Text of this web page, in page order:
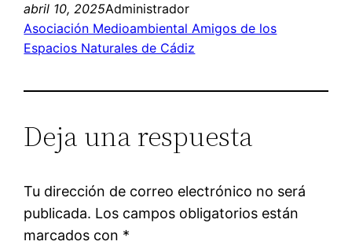
abril 10, 2025Administrador
Asociación Medioambiental Amigos de los
Espacios Naturales de Cádiz
Deja una respuesta
Tu dirección de correo electrónico no será
publicada. Los campos obligatorios están
marcados con *